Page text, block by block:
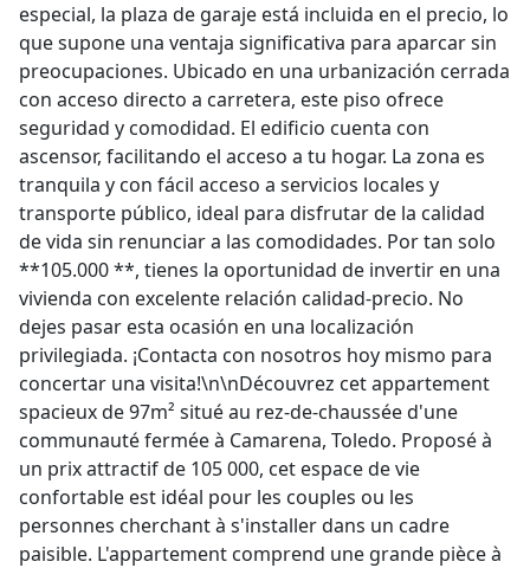
especial, la plaza de garaje está incluida en el precio, lo
que supone una ventaja significativa para aparcar sin
preocupaciones. Ubicado en una urbanización cerrada
con acceso directo a carretera, este piso ofrece
seguridad y comodidad. El edificio cuenta con
ascensor, facilitando el acceso a tu hogar. La zona es
tranquila y con fácil acceso a servicios locales y
transporte público, ideal para disfrutar de la calidad
de vida sin renunciar a las comodidades. Por tan solo
**105.000 **, tienes la oportunidad de invertir en una
vivienda con excelente relación calidad-precio. No
dejes pasar esta ocasión en una localización
privilegiada. ¡Contacta con nosotros hoy mismo para
concertar una visita!\n\nDécouvrez cet appartement
spacieux de 97m² situé au rez-de-chaussée d'une
communauté fermée à Camarena, Toledo. Proposé à
un prix attractif de 105 000, cet espace de vie
confortable est idéal pour les couples ou les
personnes cherchant à s'installer dans un cadre
paisible. L'appartement comprend une grande pièce à